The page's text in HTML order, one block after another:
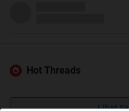
Hot Threads
Lihat